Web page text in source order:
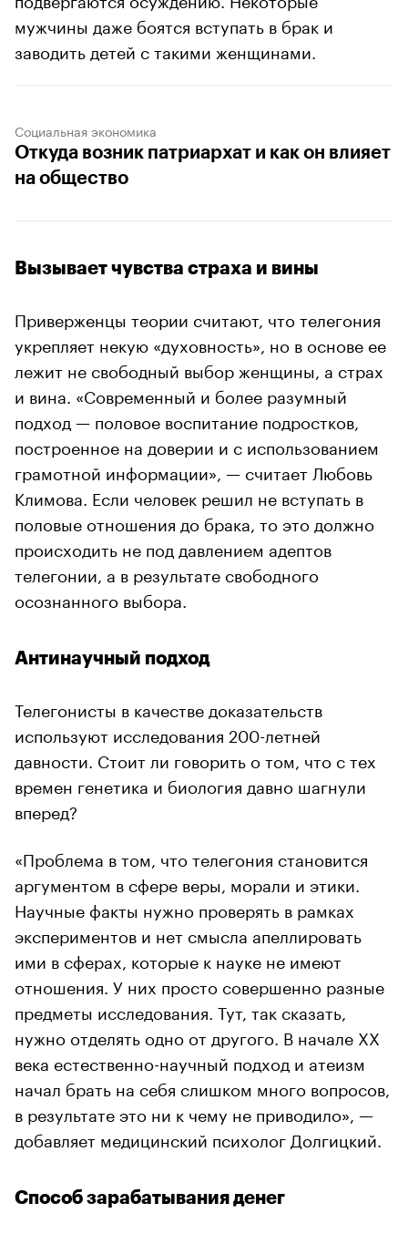
мужчины даже боятся вступать в брак и
заводить детей с такими женщинами.
Социальная экономика
Откуда возник патриархат и как он влияет
на общество
Вызывает чувства страха и вины
Приверженцы теории считают, что телегония
укрепляет некую «духовность», но в основе ее
лежит не свободный выбор женщины, а страх
и вина. «Современный и более разумный
подход — половое воспитание подростков,
построенное на доверии и с использованием
грамотной информации», — считает Любовь
Климова. Если человек решил не вступать в
половые отношения до брака, то это должно
происходить не под давлением адептов
телегонии, а в результате свободного
осознанного выбора.
Антинаучный подход
Телегонисты в качестве доказательств
используют исследования 200-летней
давности. Стоит ли говорить о том, что с тех
времен генетика и биология давно шагнули
вперед?
«Проблема в том, что телегония становится
аргументом в сфере веры, морали и этики.
Научные факты нужно проверять в рамках
экспериментов и нет смысла апеллировать
ими в сферах, которые к науке не имеют
отношения. У них просто совершенно разные
предметы исследования. Тут, так сказать,
нужно отделять одно от другого. В начале XX
века естественно-научный подход и атеизм
начал брать на себя слишком много вопросов,
в результате это ни к чему не приводило», —
добавляет медицинский психолог Долгицкий.
Способ зарабатывания денег